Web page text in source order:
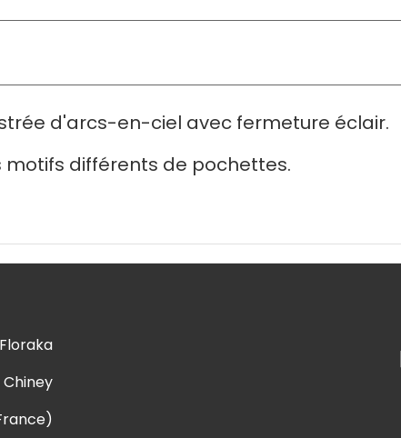
d'arcs-en-ciel avec fermeture éclair.
motifs différents de pochettes.
Chiney